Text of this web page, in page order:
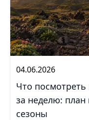
04.06.2026
Что
за неделю:
сезоны